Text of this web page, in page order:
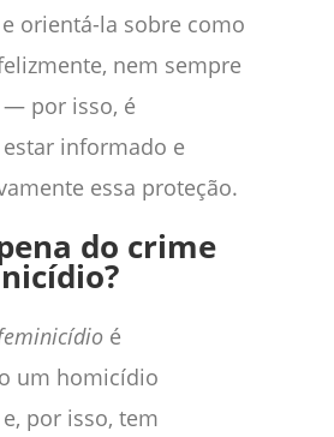
e orientá-la sobre como
nem sempre
por isso, é
informado e
essa proteção.
do crime
é
um homicídio
por isso, tem